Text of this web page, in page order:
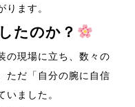
ります。
たのか？
の現場に立ち、数々の
ただ「自分の腕に自信
いました。